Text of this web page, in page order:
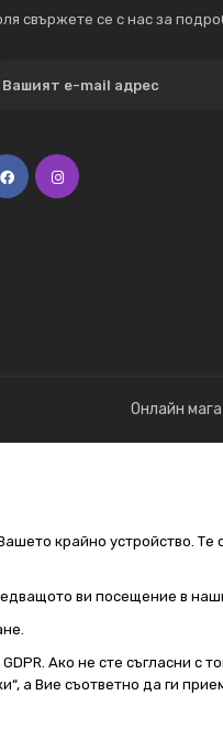
свържете се с нас за
Онлайн
крайно устройство.
ви посещение в
Ако не сте съгласни с
а Вие съответно да ги